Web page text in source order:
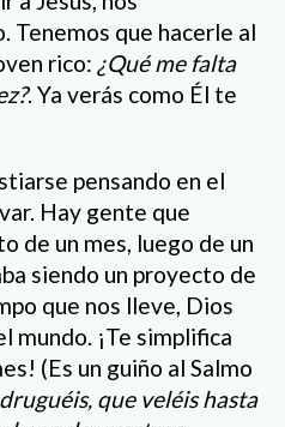
Tenemos que hacerle al
rico: ¿Qué me falta
. Ya verás como Él te
pensando en el
Hay gente que
de un mes, luego de un
siendo un proyecto de
que nos lleve, Dios
¡Te simplifica
(Es un guiño al Salmo
que veléis hasta